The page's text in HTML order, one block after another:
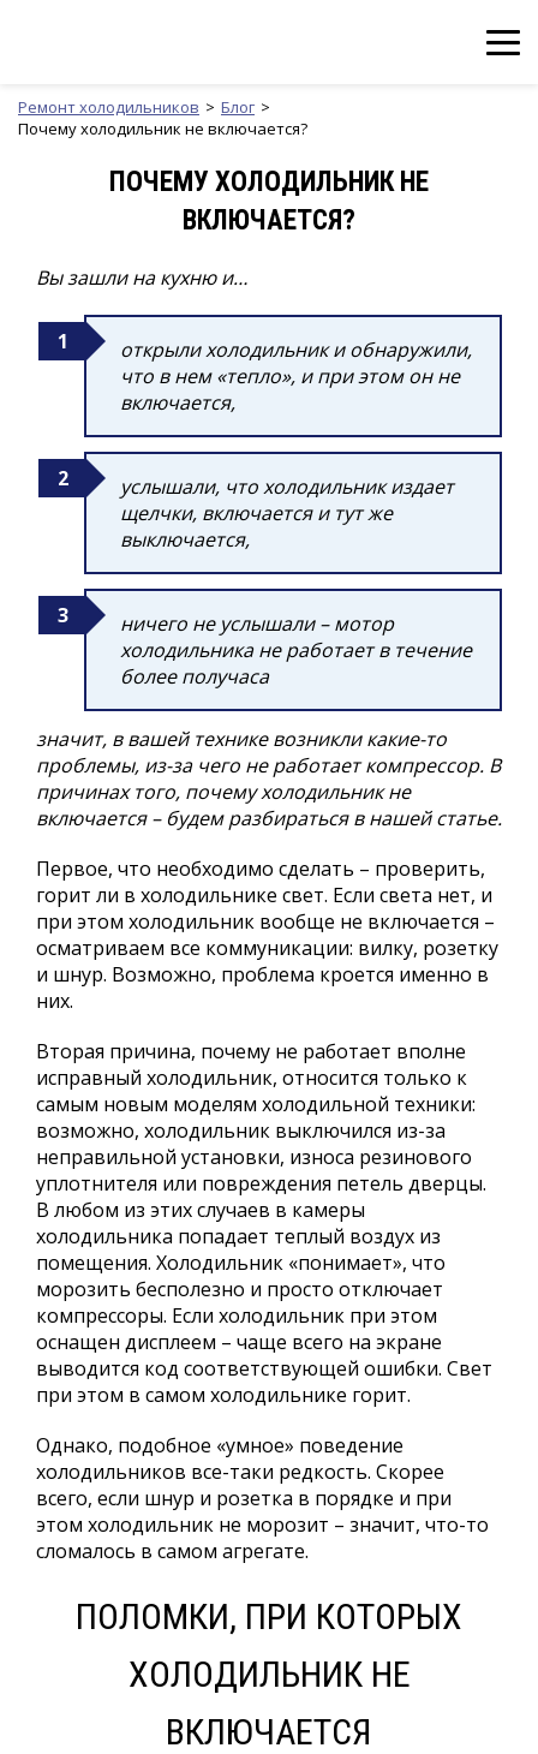
Ремонт холодильников
Блог
Почему холодильник не включается?
ПОЧЕМУ ХОЛОДИЛЬНИК НЕ
ВКЛЮЧАЕТСЯ?
Вы зашли на кухню и…
открыли холодильник и обнаружили,
что в нем «тепло», и при этом он не
включается,
услышали, что холодильник издает
щелчки, включается и тут же
выключается,
ничего не услышали – мотор
холодильника не работает в течение
более получаса
значит, в вашей технике возникли какие-то
проблемы, из-за чего не работает компрессор. В
причинах того, почему холодильник не
включается – будем разбираться в нашей статье.
Первое, что необходимо сделать – проверить,
горит ли в холодильнике свет. Если света нет, и
при этом холодильник вообще не включается –
осматриваем все коммуникации: вилку, розетку
и шнур. Возможно, проблема кроется именно в
них.
Вторая причина, почему не работает вполне
исправный холодильник, относится только к
самым новым моделям холодильной техники:
возможно, холодильник выключился из-за
неправильной установки, износа резинового
уплотнителя или повреждения петель дверцы.
В любом из этих случаев в камеры
холодильника попадает теплый воздух из
помещения. Холодильник «понимает», что
морозить бесполезно и просто отключает
компрессоры. Если холодильник при этом
оснащен дисплеем – чаще всего на экране
выводится код соответствующей ошибки. Свет
при этом в самом холодильнике горит.
Однако, подобное «умное» поведение
холодильников все-таки редкость. Скорее
всего, если шнур и розетка в порядке и при
этом холодильник не морозит – значит, что-то
сломалось в самом агрегате.
ПОЛОМКИ, ПРИ КОТОРЫХ
ХОЛОДИЛЬНИК НЕ
ВКЛЮЧАЕТСЯ